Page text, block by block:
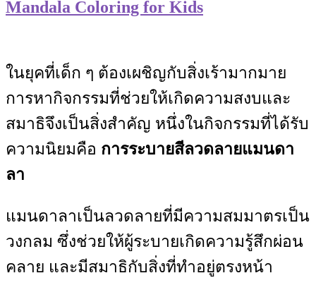
Mandala Coloring for Kids
ในยุคที่เด็ก ๆ ต้องเผชิญกับสิ่งเร้ามากมาย
การหากิจกรรมที่ช่วยให้เกิดความสงบและ
สมาธิจึงเป็นสิ่งสำคัญ หนึ่งในกิจกรรมที่ได้รับ
ความนิยมคือ การระบายสีลวดลายแมนดา
ลา
แมนดาลาเป็นลวดลายที่มีความสมมาตรเป็น
วงกลม ซึ่งช่วยให้ผู้ระบายเกิดความรู้สึกผ่อน
คลาย และมีสมาธิกับสิ่งที่ทำอยู่ตรงหน้า